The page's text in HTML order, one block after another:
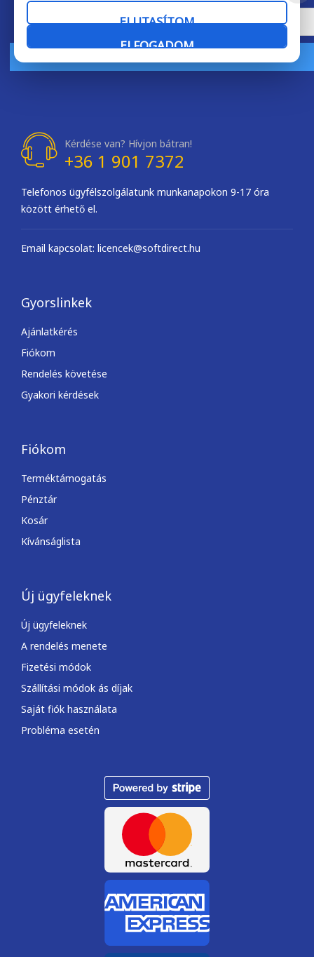
Kérdése van? Hívjon bátran!
+36 1 901 7372
Telefonos ügyfélszolgálatunk munkanapokon 9-17 óra
között érhető el.
Email kapcsolat: licencek@softdirect.hu
Gyorslinkek
Ajánlatkérés
Fiókom
Rendelés követése
Gyakori kérdések
Fiókom
Terméktámogatás
Pénztár
Kosár
Kívánságlista
Új ügyfeleknek
Új ügyfeleknek
A rendelés menete
Fizetési módok
Szállítási módok ás díjak
Saját fiók használata
Probléma esetén
ELUTASÍTOM
ELFOGADOM